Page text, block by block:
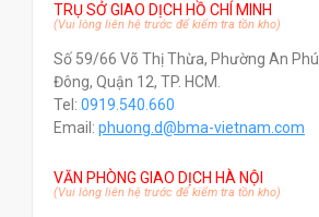
TRỤ SỞ GIAO DỊCH HỒ CHÍ MINH
(Vui lòng liên hệ trước để kiểm tra tồn kho)
Số 59/66 Võ Thị Thừa, Phường An Phú
Đông, Quận 12, TP. HCM.
Tel: 0919.540.660
Email: phuong.d@bma-vietnam.com
VĂN PHÒNG GIAO DỊCH HÀ NỘI
(Vui lòng liên hệ trước để kiểm tra tồn kho)